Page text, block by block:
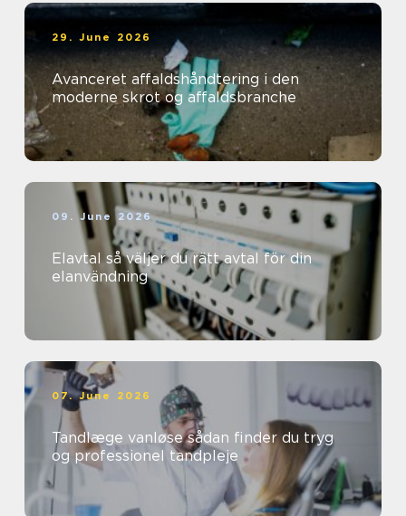
29. June 2026
Avanceret affaldshåndtering i den
moderne skrot og affaldsbranche
09. June 2026
Elavtal så väljer du rätt avtal för din
elanvändning
07. June 2026
Tandlæge vanløse sådan finder du tryg
og professionel tandpleje